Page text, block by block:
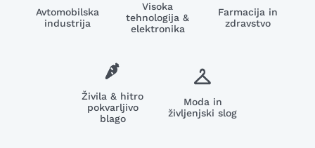
Avtomobilska
industrija
Visoka
tehnologija &
elektronika
Farmacija in
zdravstvo
Živila & hitro
pokvarljivo
blago
Moda in
življenjski slog